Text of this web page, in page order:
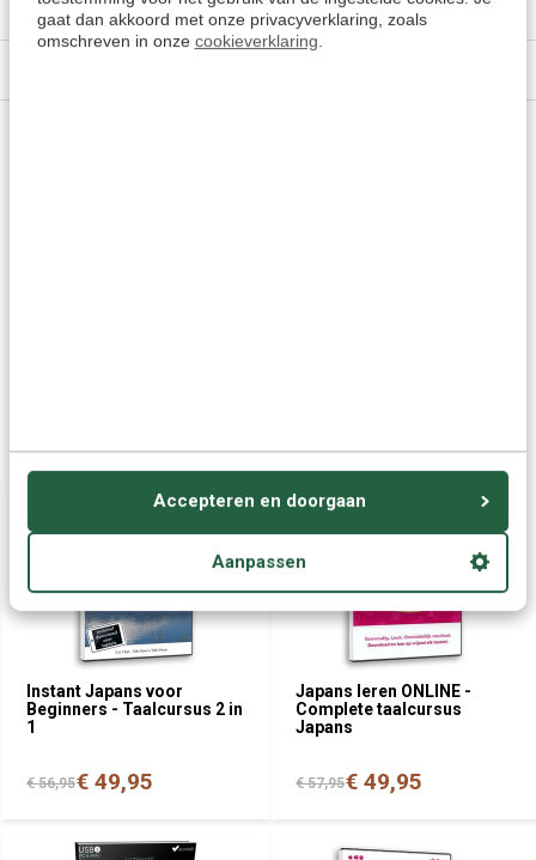
gaat dan akkoord met onze privacyverklaring, zoals
omschreven in onze cookieverklaring
Accepteren en doorgaan
Aanpassen
Wellicht ook interessant:
Instant Japans voor
Beginners - Taalcursus 2 in
1
€ 56,95€ 49,95
Japans leren ONLINE -
Complete taalcursus
Japans
€ 57,95€ 49,95